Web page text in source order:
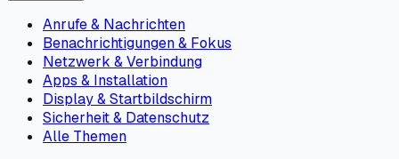
Anrufe & Nachrichten
Benachrichtigungen & Fokus
Netzwerk & Verbindung
Apps & Installation
Display & Startbildschirm
Sicherheit & Datenschutz
Alle Themen